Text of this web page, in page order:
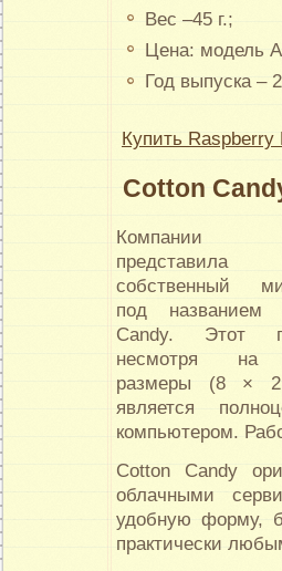
Вес –45 г.;
Цена: модель
Год выпуска –
Купить Raspberry
Cotton
Компании
представила
собственный
под названием
Candy. Этот
несмотря на
размеры (8 ×
является
компьютером.
Cotton Candy
облачными
удобную форму,
практически